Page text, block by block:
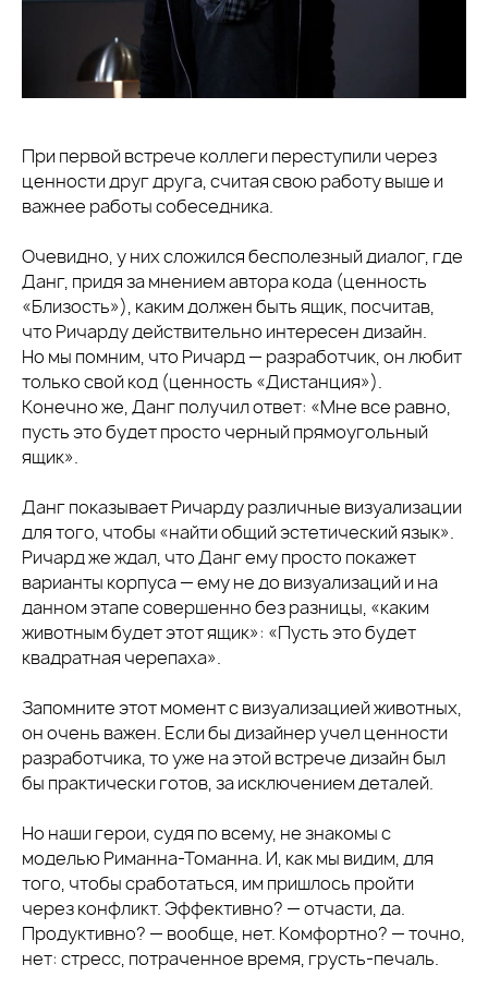
При первой встрече коллеги переступили через
ценности друг друга, считая свою работу выше и
важнее работы собеседника.
Очевидно, у них сложился бесполезный диалог, где
Данг, придя за мнением автора кода (ценность
«Близость»), каким должен быть ящик, посчитав,
что Ричарду действительно интересен дизайн.
Но мы помним, что Ричард — разработчик, он любит
только свой код (ценность «Дистанция»).
Конечно же, Данг получил ответ: «Мне все равно,
пусть это будет просто черный прямоугольный
ящик».
Данг показывает Ричарду различные визуализации
для того, чтобы «найти общий эстетический язык».
Ричард же ждал, что Данг ему просто покажет
варианты корпуса — ему не до визуализаций и на
данном этапе совершенно без разницы, «каким
животным будет этот ящик»: «Пусть это будет
квадратная черепаха».
Запомните этот момент с визуализацией животных,
он очень важен. Если бы дизайнер учел ценности
разработчика, то уже на этой встрече дизайн был
бы практически готов, за исключением деталей.
Но наши герои, судя по всему, не знакомы с
моделью Риманна-Томанна. И, как мы видим, для
того, чтобы сработаться, им пришлось пройти
через конфликт. Эффективно? — отчасти, да.
Продуктивно? — вообще, нет. Комфортно? — точно,
нет: стресс, потраченное время, грусть-печаль.